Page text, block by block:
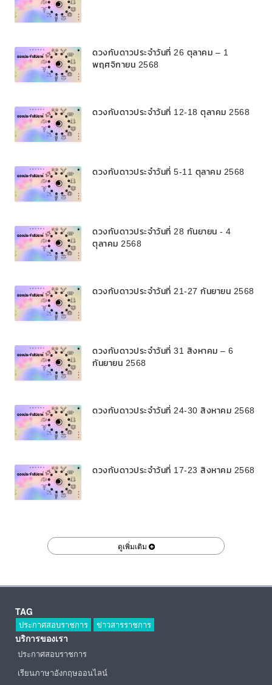
ดวงกับดาวประจำวันที่ 26 ตุลาคม – 1
พฤศจิกายน 2568
ดวงกับดาวประจำวันที่ 12-18 ตุลาคม 2568
ดวงกับดาวประจำวันที่ 5-11 ตุลาคม 2568
ดวงกับดาวประจำวันที่ 28 กันยายน - 4
ตุลาคม 2568
ดวงกับดาวประจำวันที่ 21-27 กันยายน 2568
ดวงกับดาวประจำวันที่ 31 สิงหาคม – 6
กันยายน 2568
ดวงกับดาวประจำวันที่ 24-30 สิงหาคม 2568
ดวงกับดาวประจำวันที่ 17-23 สิงหาคม 2568
ดูเพิ่มเติม
TAG
ประกาศสอบราชการ ข่าวสารราชการ
บริการของเรา
ประกาศสอบราชการ
เรียนภาษาอังกฤษออนไลน์